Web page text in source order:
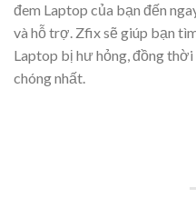
đem Laptop của bạn đến
và hỗ trợ. Zfix sẽ giúp bạn
Laptop bị hư hỏng, đồng
chóng nhất.